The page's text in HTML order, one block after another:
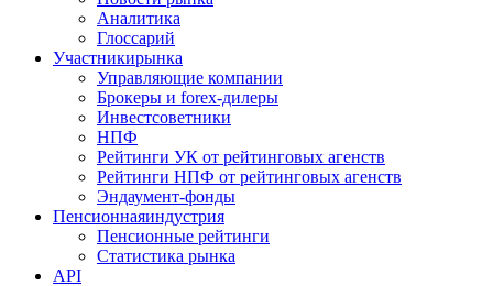
Аналитика
Глоссарий
Участникирынка
Управляющие компании
Брокеры и forex-дилеры
Инвестсоветники
НПФ
Рейтинги УК от рейтинговых агенств
Рейтинги НПФ от рейтинговых агенств
Эндаумент-фонды
Пенсионнаяиндустрия
Пенсионные рейтинги
Статистика рынка
API